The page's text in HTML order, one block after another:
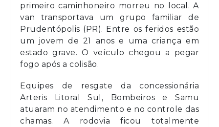
primeiro caminhoneiro morreu no local. A
van transportava um grupo familiar de
Prudentópolis (PR). Entre os feridos estão
um jovem de 21 anos e uma criança em
estado grave. O veículo chegou a pegar
fogo após a colisão.
Equipes de resgate da concessionária
Arteris Litoral Sul, Bombeiros e Samu
atuaram no atendimento e no controle das
chamas. A rodovia ficou totalmente